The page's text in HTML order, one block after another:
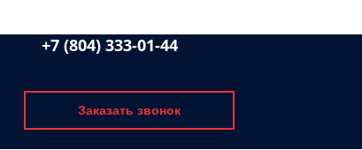
+7 (804) 333-01-44
Заказать звонок